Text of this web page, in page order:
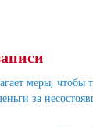
меры, чтобы
за